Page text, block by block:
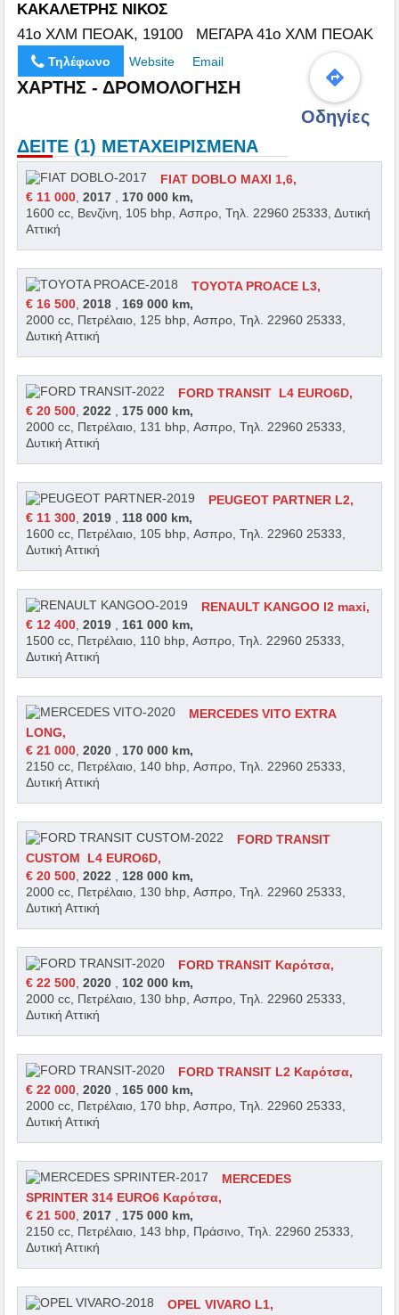
ΚΑΚΑΛΕΤΡΗΣ ΝΙΚΟΣ
41ο ΧΛΜ ΠΕΟΑΚ, 19100 ΜΕΓΑΡΑ 41ο ΧΛΜ ΠΕΟΑΚ
Τηλέφωνο Website Email
ΧΑΡΤΗΣ - ΔΡΟΜΟΛΟΓΗΣΗ
Οδηγίες
ΔΕΙΤΕ (1) ΜΕΤΑΧΕΙΡΙΣΜΕΝΑ
FIAT DOBLO MAXI 1,6,
€ 11 000,2017 , 170 000 km,
1600 cc, Βενζίνη, 105 bhp, Ασπρο, Τηλ. 22960 25333, Δυτική
Αττική
TOYOTA PROACE L3,
€ 16 500,2018 , 169 000 km,
2000 cc, Πετρέλαιο, 125 bhp, Ασπρο, Τηλ. 22960 25333,
Δυτική Αττική
FORD TRANSIT L4 EURO6D,
€ 20 500,2022 , 175 000 km,
2000 cc, Πετρέλαιο, 131 bhp, Ασπρο, Τηλ. 22960 25333,
Δυτική Αττική
PEUGEOT PARTNER L2,
€ 11 300,2019 , 118 000 km,
1600 cc, Πετρέλαιο, 105 bhp, Ασπρο, Τηλ. 22960 25333,
Δυτική Αττική
RENAULT KANGOO l2 maxi,
€ 12 400,2019 , 161 000 km,
1500 cc, Πετρέλαιο, 110 bhp, Ασπρο, Τηλ. 22960 25333,
Δυτική Αττική
MERCEDES VITO EXTRA
LONG,
€ 21 000,2020 , 170 000 km,
2150 cc, Πετρέλαιο, 140 bhp, Ασπρο, Τηλ. 22960 25333,
Δυτική Αττική
FORD TRANSIT
CUSTOM L4 EURO6D,
€ 20 500,2022 , 128 000 km,
2000 cc, Πετρέλαιο, 130 bhp, Ασπρο, Τηλ. 22960 25333,
Δυτική Αττική
FORD TRANSIT Καρότσα,
€ 22 500,2020 , 102 000 km,
2000 cc, Πετρέλαιο, 130 bhp, Ασπρο, Τηλ. 22960 25333,
Δυτική Αττική
FORD TRANSIT L2 Καρότσα,
€ 22 000,2020 , 165 000 km,
2000 cc, Πετρέλαιο, 170 bhp, Ασπρο, Τηλ. 22960 25333,
Δυτική Αττική
MERCEDES
SPRINTER 314 EURO6 Καρότσα,
€ 21 500,2017 , 175 000 km,
2150 cc, Πετρέλαιο, 143 bhp, Πράσινο, Τηλ. 22960 25333,
Δυτική Αττική
OPEL VIVARO L1,